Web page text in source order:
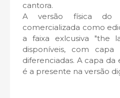
cantora.
A versão física do
comercializada como
a faixa exlcusiva "the
disponíveis, com
diferenciadas. A capa da
é a presente na versão